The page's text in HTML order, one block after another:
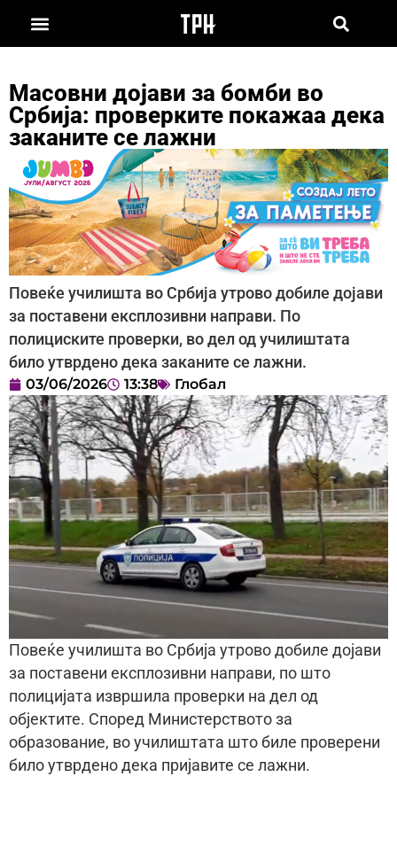
Масовни дојави за бомби во
Србија: проверките покажаа дека
заканите се лажни
Повеќе училишта во Србија утрово добиле дојави
за поставени експлозивни направи. По
полициските проверки, во дел од училиштата
било утврдено дека заканите се лажни.
03/06/2026 13:38 Глобал
Повеќе училишта во Србија утрово добиле дојави
за поставени експлозивни направи, по што
полицијата извршила проверки на дел од
објектите. Според Министерството за
образование, во училиштата што биле проверени
било утврдено дека пријавите се лажни.